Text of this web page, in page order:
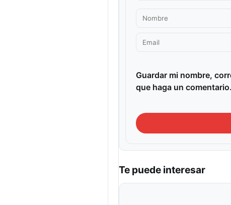
Guardar mi nombre,
que haga un comentario.
Te puede interesar